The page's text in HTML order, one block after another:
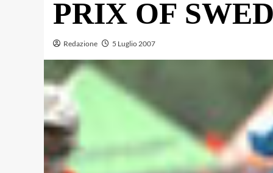
PRIX OF
Redazione 5 Luglio 2007